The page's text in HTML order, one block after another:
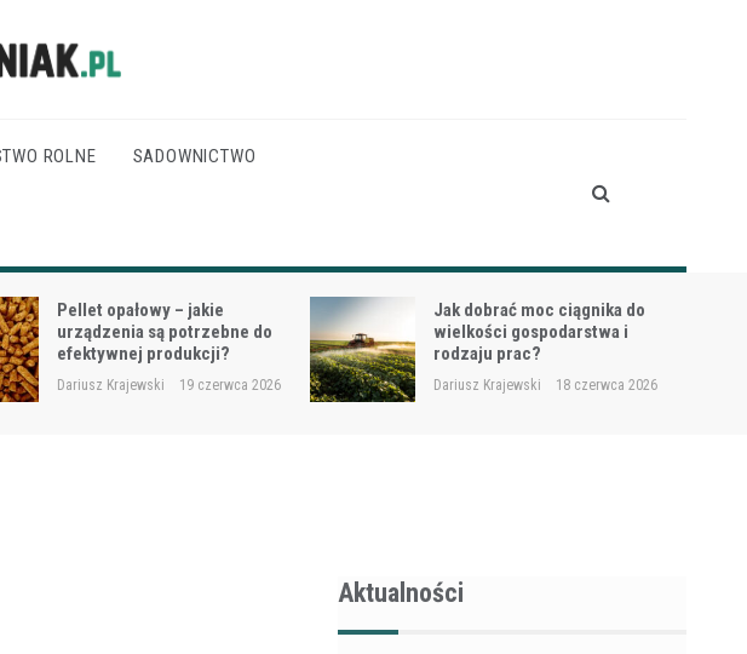
ROLNE SADOWNICTWO
Jak dobrać moc ciągnika do
wielkości gospodarstwa i
rodzaju prac?
Dariusz Krajewski 18 czerwca 2026
Siewnik do trawy przy
dosiewkach – jak uniknąć
nierównych wschodów?
Dariusz Krajewski 16 czerwca 2026
Aktualności